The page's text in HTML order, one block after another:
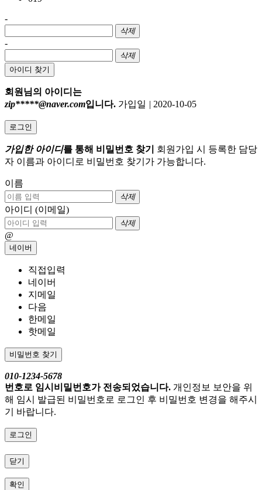
-
삭제
-
삭제
아이디 찾기
회원님의 아이디는
zip*****@naver.com입니다. 가입일 | 2020-10-05
로그인
가입한 아이디를 통해 비밀번호 찾기
회원가입 시 등록한 담당
자 이름과 아이디로 비밀번호 찾기가 가능합니다.
이름
삭제
아이디 (이메일)
삭제
@
네이버
직접입력
네이버
지메일
다음
한메일
핫메일
비밀번호 찾기
010-1234-5678
번호로 임시비밀번호가 전송되었습니다. 개인정보 보안을 위
해 임시 발급된 비밀번호로 로그인 후 비밀번호 변경을 해주시
기 바랍니다.
로그인
닫기
확인